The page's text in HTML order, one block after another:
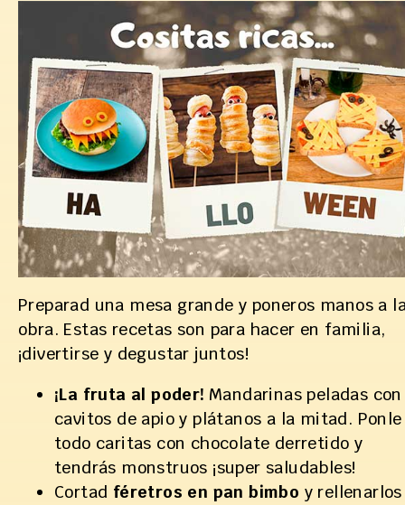
Preparad una mesa grande y poneros manos a
obra. Estas recetas son para hacer en familia,
¡divertirse y degustar juntos!
¡La fruta al poder! Mandarinas peladas con
cavitos de apio y plátanos a la mitad. Ponle
todo caritas con chocolate derretido y
tendrás monstruos ¡super saludables!
Cortad féretros en pan bimbo y rellenarlos